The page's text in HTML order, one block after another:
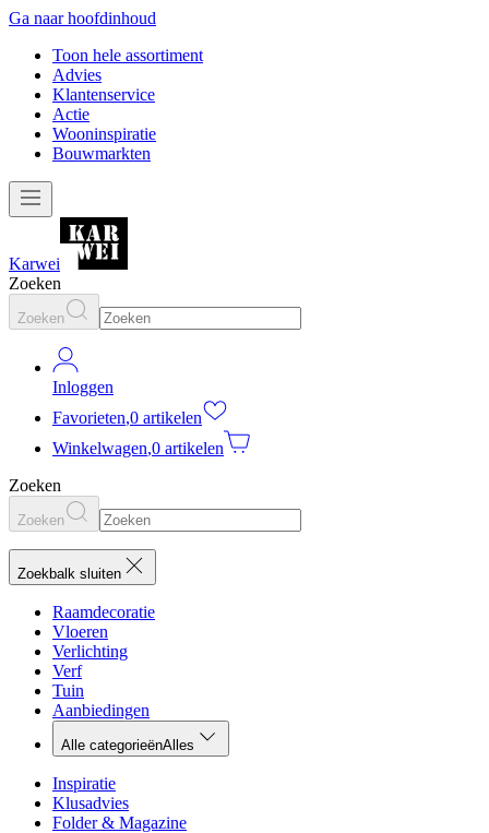
Ga naar hoofdinhoud
Toon hele assortiment
Advies
Klantenservice
Actie
Wooninspiratie
Bouwmarkten
Karwei
Zoeken
Zoeken
Inloggen
Favorieten,0 artikelen
Winkelwagen,0 artikelen
Zoeken
Zoeken
Zoekbalk sluiten
Raamdecoratie
Vloeren
Verlichting
Verf
Tuin
Aanbiedingen
Alle categorieënAlles
Inspiratie
Klusadvies
Folder & Magazine